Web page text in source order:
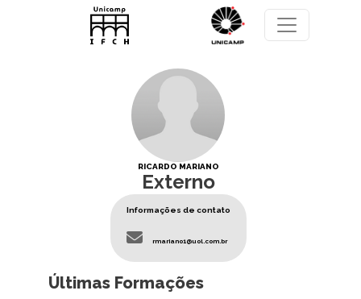
Pular para o conteúdo principal
RICARDO MARIANO
Externo
Informações de contato
rmariano1@uol.com.br
Últimas Formações